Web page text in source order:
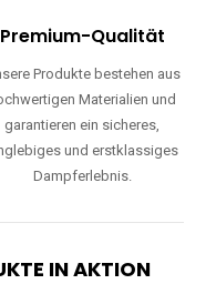
Premium-Qualität
Produkte bestehen aus
Materialien und
garantieren ein sicheres,
und erstklassiges
Dampferlebnis.
IN AKTION